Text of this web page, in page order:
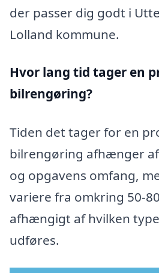
der passer dig godt i
Lolland kommune.
Hvor lang tid tager en
bilrengøring?
Tiden det tager for en
bilrengøring afhænger
og opgavens omfang,
variere fra omkring 50-
afhængigt af hvilken
udføres.